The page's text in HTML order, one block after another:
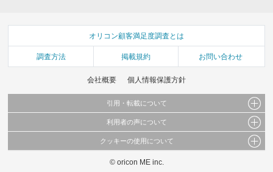
オリコン顧客満足度調査とは
調査方法 掲載規約 お問い合わせ
会社概要 個人情報保護方針
引用・転載について
当サイトで公開されている情報（文字、写真、イラスト、画像データ等）及びこれらの配
これらの情報を権利者の許可なく無断転載・複製などの二次利用を行うことは固く禁じて
利用者の声について
当サイトに掲載している内容はすべてサービスの利用者が提出された見解・感想です。
弊社の見解・ 意見ではないことをご理解いただいた上でご覧ください。
クッキーの使用について
このサイトでは Cookie を使用して、ユーザーに合わせたコンテンツや広告の表示、ソー
© oricon ME inc.